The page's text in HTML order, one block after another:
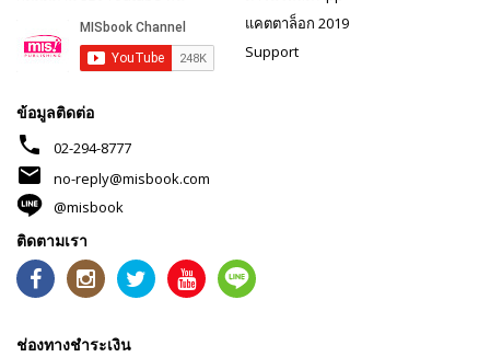
แคตตาล็อก 2019
Support
ข้อมูลติดต่อ
phone 02-294-8777
mail
no-reply@misbook.com
@misbook
ติดตามเรา
ช่องทางชำระเงิน